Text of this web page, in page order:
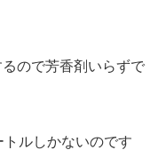
ので芳香剤いらずで
ルしかないのです